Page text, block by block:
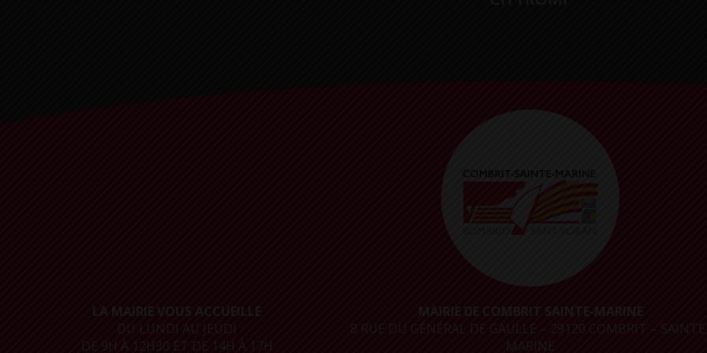
LA MAIRIE VOUS ACCUEILLE
DU LUNDI AU JEUDI
DE 9H À 12H30 ET DE 14H À 17H
MAIRIE DE COMBRIT SAINTE-MARINE
8 RUE DU GÉNÉRAL DE GAULLE – 29120 COMBRIT –
MARINE